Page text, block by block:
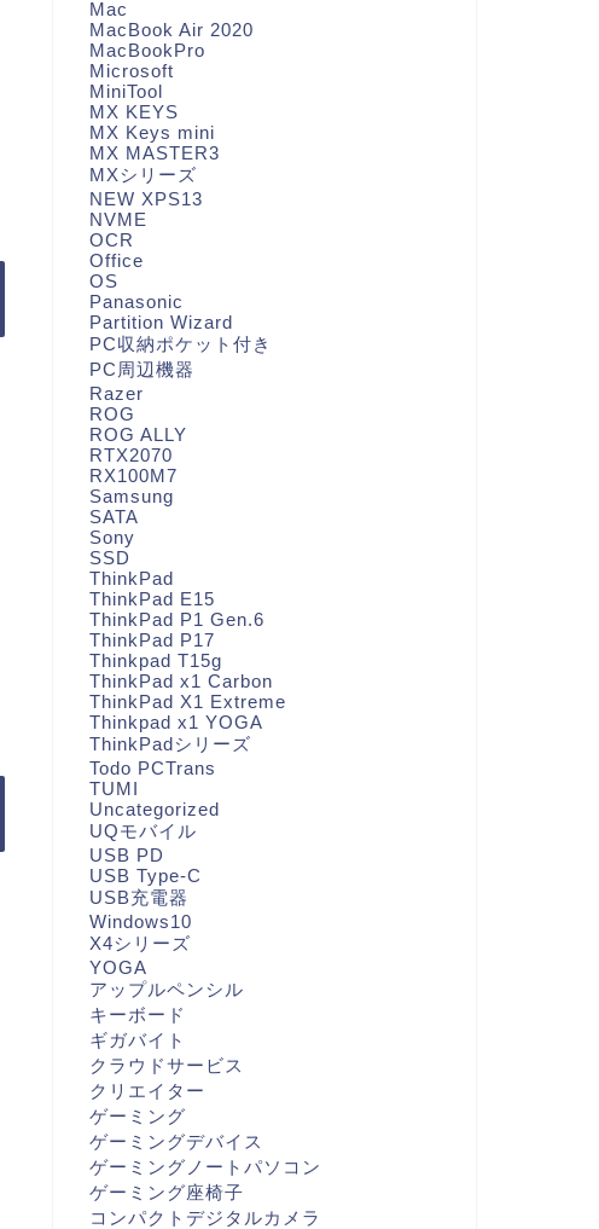
Mac
MacBook Air 2020
MacBookPro
Microsoft
MiniTool
MX KEYS
MX Keys mini
MX MASTER3
MXシリーズ
NEW XPS13
NVME
OCR
Office
OS
Panasonic
Partition Wizard
PC収納ポケット付き
PC周辺機器
Razer
ROG
ROG ALLY
RTX2070
RX100M7
Samsung
SATA
Sony
SSD
ThinkPad
ThinkPad E15
ThinkPad P1 Gen.6
ThinkPad P17
Thinkpad T15g
ThinkPad x1 Carbon
ThinkPad X1 Extreme
Thinkpad x1 YOGA
ThinkPadシリーズ
Todo PCTrans
TUMI
Uncategorized
UQモバイル
USB PD
USB Type-C
USB充電器
Windows10
X4シリーズ
YOGA
アップルペンシル
キーボード
ギガバイト
クラウドサービス
クリエイター
ゲーミング
ゲーミングデバイス
ゲーミングノートパソコン
ゲーミング座椅子
コンパクトデジタルカメラ